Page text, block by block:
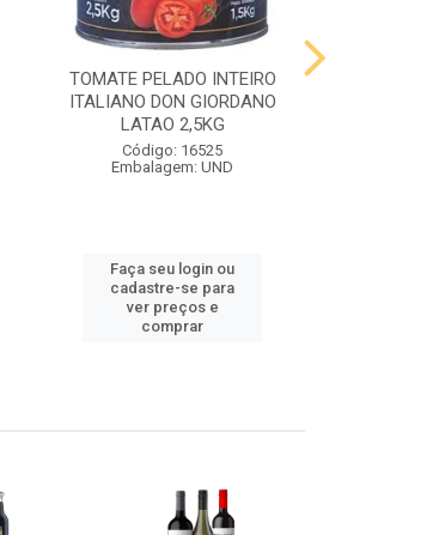
TOMATE PELADO INTEIRO
ITALIANO DON GIORDANO
LATAO 2,5KG
Código: 16525
Embalagem: UND
Faça seu login ou
cadastre-se para
ver preços e
comprar